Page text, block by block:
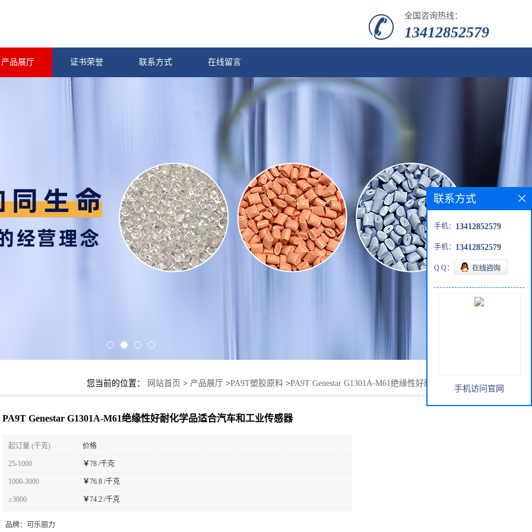
全国咨询热线：
13412852579
产品展厅 证书荣誉 联系方式 在线留言
您当前的位置： 网站首页 > 产品展厅 >PA9T塑胶原料 >PA9T Genestar G1301A-M61绝缘性好耐化学品适合汽
PA9T Genestar G1301A-M61绝缘性好耐化学品适合汽车和工业传感器
起订量 (千克) 价格
25-1000 ￥78 /千克
1000-3000 ￥76.8 /千克
≥3000 ￥74.2 /千克
品牌： 可乐丽力
联系方式
手机： 13412852579
手机： 13412852579
Q Q：
手机访问官网